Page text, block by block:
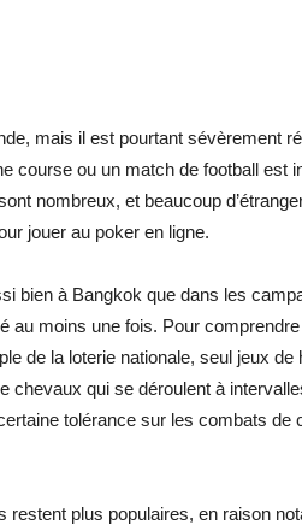
mais il est pourtant sévèrement
course ou un match de football est
nombreux, et beaucoup
jouer au poker en ligne.
bien à Bangkok que dans les
au moins une fois. Pour
de la loterie nationale, seul jeux de
chevaux qui se déroulent à
tolérance sur les combats de
plus populaires, en raison